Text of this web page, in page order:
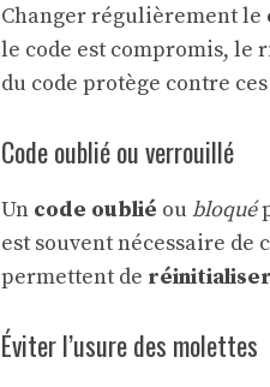
Changer régulièrement le
le code est compromis, le
du code protège contre
Code oublié ou verrouillé
Un code oublié ou bloqué
est souvent nécessaire de
permettent de réinitialiser
Éviter l’usure des molettes